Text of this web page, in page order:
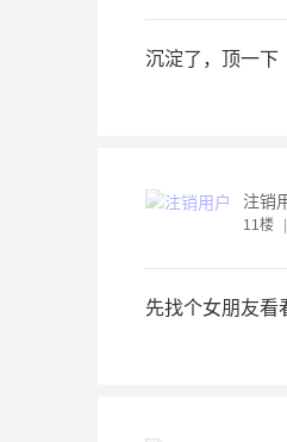
沉淀了，顶一下
注销
11楼
先找个女朋友看